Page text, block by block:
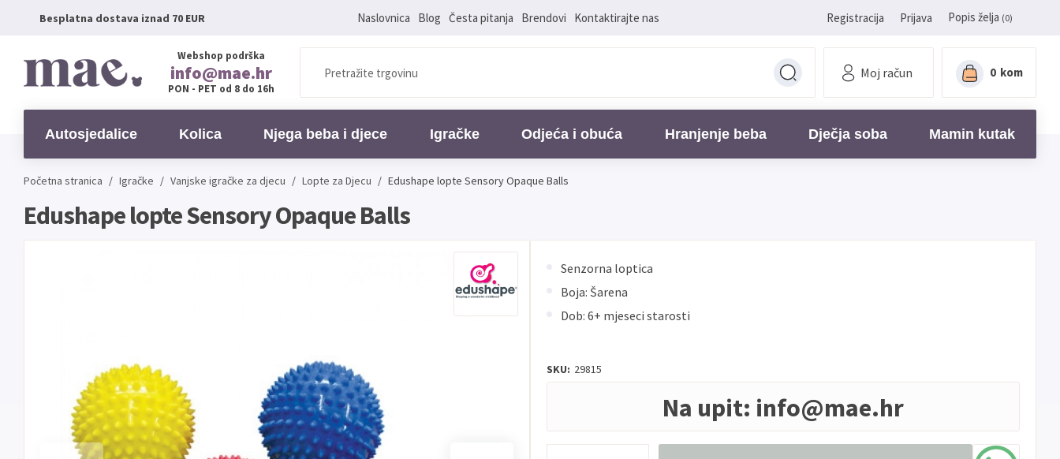
Besplatna dostava iznad 70 EUR Naslovnica Blog Česta pitanja Brendovi Kontaktirajte nas Registracija Prijava Popis želja (0)
Webshop podrška
info@mae.hr
PON - PET od 8 do 16h
Moj račun 0 kom
Autosjedalice Kolica Njega beba i djece Igračke Odjeća i obuća Hranjenje beba Dječja soba Mamin kutak
Početna stranica / Igračke / Vanjske igračke za djecu / Lopte za Djecu / Edushape lopte Sensory Opaque Balls
Edushape lopte Sensory Opaque Balls
Senzorna loptica
Boja: Šarena
Dob: 6+ mjeseci starosti
SKU: 29815
Na upit: info@mae.hr